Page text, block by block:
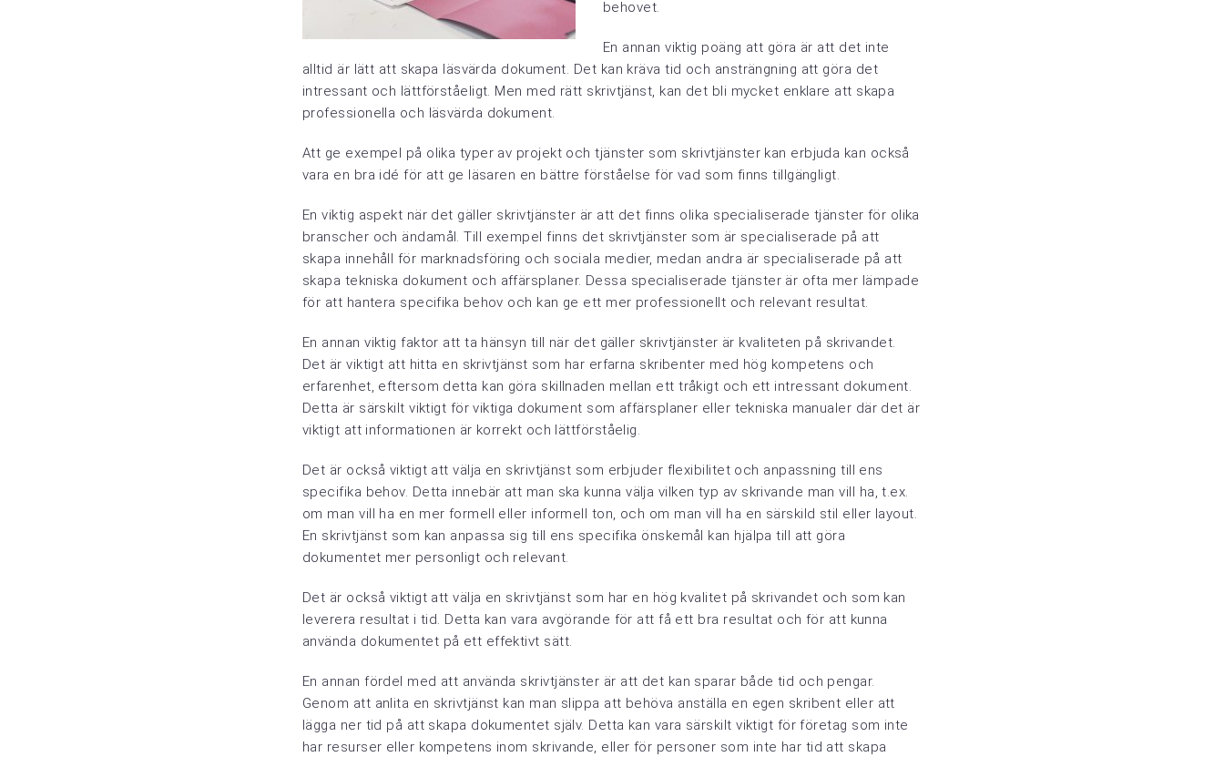
behovet.
En annan viktig poäng att göra är att det inte
alltid är lätt att skapa läsvärda dokument. Det kan kräva tid och ansträngning att göra det
intressant och lättförståeligt. Men med rätt skrivtjänst, kan det bli mycket enklare att skapa
professionella och läsvärda dokument.
Att ge exempel på olika typer av projekt och tjänster som skrivtjänster kan erbjuda kan också
vara en bra idé för att ge läsaren en bättre förståelse för vad som finns tillgängligt.
En viktig aspekt när det gäller skrivtjänster är att det finns olika specialiserade tjänster för olika
branscher och ändamål. Till exempel finns det skrivtjänster som är specialiserade på att
skapa innehåll för marknadsföring och sociala medier, medan andra är specialiserade på att
skapa tekniska dokument och affärsplaner. Dessa specialiserade tjänster är ofta mer lämpade
för att hantera specifika behov och kan ge ett mer professionellt och relevant resultat.
En annan viktig faktor att ta hänsyn till när det gäller skrivtjänster är kvaliteten på skrivandet.
Det är viktigt att hitta en skrivtjänst som har erfarna skribenter med hög kompetens och
erfarenhet, eftersom detta kan göra skillnaden mellan ett tråkigt och ett intressant dokument.
Detta är särskilt viktigt för viktiga dokument som affärsplaner eller tekniska manualer där det är
viktigt att informationen är korrekt och lättförståelig.
Det är också viktigt att välja en skrivtjänst som erbjuder flexibilitet och anpassning till ens
specifika behov. Detta innebär att man ska kunna välja vilken typ av skrivande man vill ha, t.ex.
om man vill ha en mer formell eller informell ton, och om man vill ha en särskild stil eller layout.
En skrivtjänst som kan anpassa sig till ens specifika önskemål kan hjälpa till att göra
dokumentet mer personligt och relevant.
Det är också viktigt att välja en skrivtjänst som har en hög kvalitet på skrivandet och som kan
leverera resultat i tid. Detta kan vara avgörande för att få ett bra resultat och för att kunna
använda dokumentet på ett effektivt sätt.
En annan fördel med att använda skrivtjänster är att det kan sparar både tid och pengar.
Genom att anlita en skrivtjänst kan man slippa att behöva anställa en egen skribent eller att
lägga ner tid på att skapa dokumentet själv. Detta kan vara särskilt viktigt för företag som inte
har resurser eller kompetens inom skrivande, eller för personer som inte har tid att skapa